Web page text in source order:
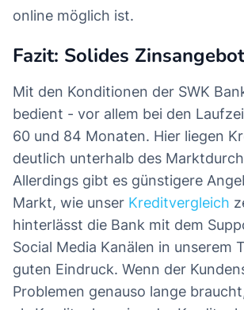
online möglich ist.
Fazit: Solides Zinsangebot
Mit den Konditionen der SWK
bedient - vor allem bei den
60 und 84 Monaten. Hier liegen
deutlich unterhalb des
Allerdings gibt es günstigere
Markt, wie unser Kreditvergleich
hinterlässt die Bank mit dem
Social Media Kanälen in unserem
guten Eindruck. Wenn der
Problemen genauso lange